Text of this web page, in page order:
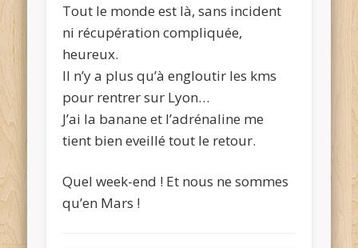
Tout le monde est là, sans incident
ni récupération compliquée,
heureux.
Il n’y a plus qu’à engloutir les kms
pour rentrer sur Lyon…
J’ai la banane et l’adrénaline me
tient bien eveillé tout le retour.
Quel week-end ! Et nous ne sommes
qu’en Mars !